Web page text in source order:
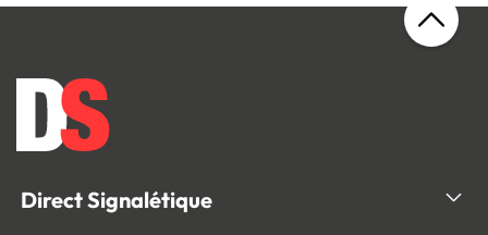
Direct Signalétique